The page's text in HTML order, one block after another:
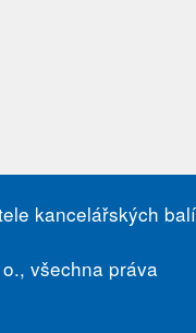
kancelářských
všechna práva